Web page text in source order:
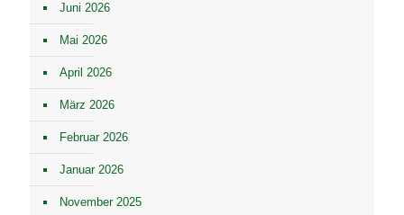
Juni 2026
Mai 2026
April 2026
März 2026
Februar 2026
Januar 2026
November 2025